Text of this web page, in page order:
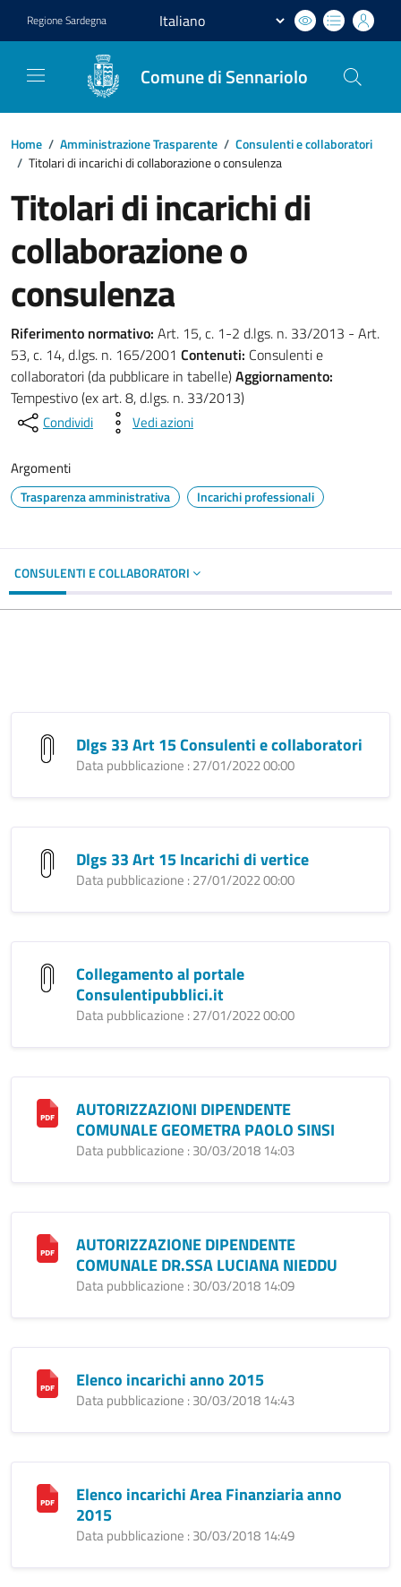
RegioneSardegna
Comune di Sennariolo
Home / Amministrazione Trasparente / Consulenti e collaboratori
/ Titolari di incarichi di collaborazione o consulenza
Titolari di incarichi di
collaborazione o
consulenza
Riferimento normativo: Art. 15, c. 1-2 d.lgs. n. 33/2013 - Art.
53, c. 14, d.lgs. n. 165/2001 Contenuti: Consulenti e
collaboratori (da pubblicare in tabelle)Aggiornamento:
Tempestivo (ex art. 8, d.lgs. n. 33/2013)
Condividi Vedi azioni
Argomenti
Trasparenza amministrativa Incarichi professionali
CONSULENTI E COLLABORATORI
Dlgs 33 Art 15 Consulenti e collaboratori
Data pubblicazione : 27/01/2022 00:00
Dlgs 33 Art 15 Incarichi di vertice
Data pubblicazione : 27/01/2022 00:00
Collegamento al portale
Consulentipubblici.it
Data pubblicazione : 27/01/2022 00:00
AUTORIZZAZIONI DIPENDENTE
COMUNALE GEOMETRA PAOLO SINSI
Data pubblicazione : 30/03/2018 14:03
AUTORIZZAZIONE DIPENDENTE
COMUNALE DR.SSA LUCIANA NIEDDU
Data pubblicazione : 30/03/2018 14:09
Elenco incarichi anno 2015
Data pubblicazione : 30/03/2018 14:43
Elenco incarichi Area Finanziaria anno
2015
Data pubblicazione : 30/03/2018 14:49